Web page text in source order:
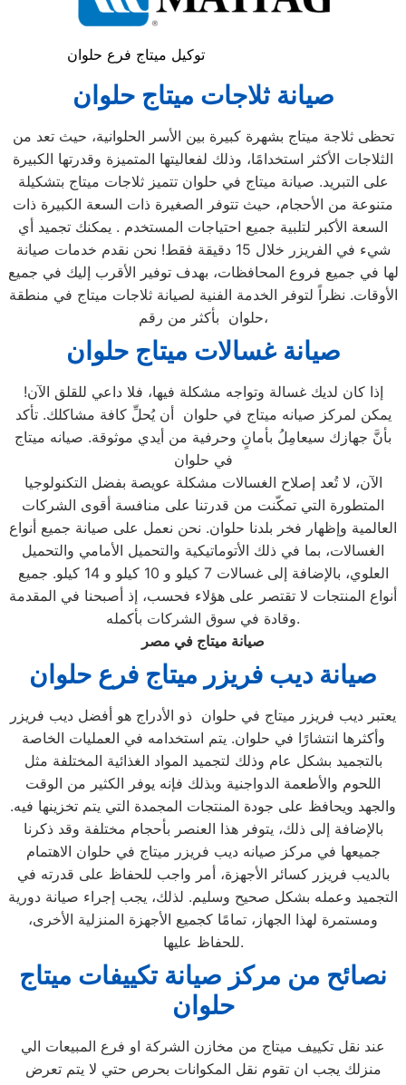
توكيل ميتاج فرع حلوان
صيانة ثلاجات ميتاج حلوان
تحظى ثلاجة ميتاج بشهرة كبيرة بين الأسر الحلوانية، حيث تعد من
الثلاجات الأكثر استخدامًا، وذلك لفعاليتها المتميزة وقدرتها الكبيرة
على التبريد. صيانة ميتاج في حلوان تتميز ثلاجات ميتاج بتشكيلة
متنوعة من الأحجام، حيث تتوفر الصغيرة ذات السعة الكبيرة ذات
السعة الأكبر لتلبية جميع احتياجات المستخدم . يمكنك تجميد أي
شيء في الفريزر خلال 15 دقيقة فقط! نحن نقدم خدمات صيانة
لها في جميع فروع المحافظات، بهدف توفير الأقرب إليك في جميع
الأوقات. نظراً لتوفر الخدمة الفنية لصيانة ثلاجات ميتاج في منطقة
حلوان بأكثر من رقم،
صيانة غسالات ميتاج حلوان
إذا كان لديك غسالة وتواجه مشكلة فيها، فلا داعي للقلق الآن!
يمكن لمركز صيانه ميتاج في حلوان أن يُحلِّ كافة مشاكلك. تأكد
بأنَّ جهازك سيعامِلُ بأمانٍ وحرفية من أيدي موثوقة. صيانه ميتاج
في حلوان
الآن، لا تُعد إصلاح الغسالات مشكلة عويصة بفضل التكنولوجيا
المتطورة التي تمكّنت من قدرتنا على منافسة أقوى الشركات
العالمية وإظهار فخر بلدنا حلوان. نحن نعمل على صيانة جميع أنواع
الغسالات، بما في ذلك الأتوماتيكية والتحميل الأمامي والتحميل
العلوي، بالإضافة إلى غسالات 7 كيلو و 10 كيلو و 14 كيلو. جميع
أنواع المنتجات لا تقتصر على هؤلاء فحسب، إذ أصبحنا في المقدمة
وقادة في سوق الشركات بأكمله.
صيانة ميتاج في مصر
صيانة ديب فريزر ميتاج فرع حلوان
يعتبر ديب فريزر ميتاج في حلوان ذو الأدراج هو أفضل ديب فريزر
وأكثرها انتشارًا في حلوان. يتم استخدامه في العمليات الخاصة
بالتجميد بشكل عام وذلك لتجميد المواد الغذائية المختلفة مثل
اللحوم والأطعمة الدواجنية وبذلك فإنه يوفر الكثير من الوقت
والجهد ويحافظ على جودة المنتجات المجمدة التي يتم تخزينها فيه.
بالإضافة إلى ذلك، يتوفر هذا العنصر بأحجام مختلفة وقد ذكرنا
جميعها في مركز صيانه ديب فريزر ميتاج في حلوان الاهتمام
بالديب فريزر كسائر الأجهزة، أمر واجب للحفاظ على قدرته في
التجميد وعمله بشكل صحيح وسليم. لذلك، يجب إجراء صيانة دورية
ومستمرة لهذا الجهاز، تمامًا كجميع الأجهزة المنزلية الأخرى،
للحفاظ عليها.
نصائح من مركز صيانة تكييفات ميتاج
حلوان
عند نقل تكييف ميتاج من مخازن الشركة او فرع المبيعات الي
منزلك يجب ان تقوم نقل المكوانات بحرص حتي لا يتم تعرض